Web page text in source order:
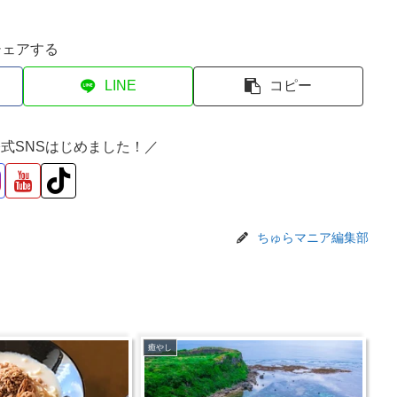
アする
LINE コピー
SNSはじめました！／
ちゅらマニア編集部
癒やし